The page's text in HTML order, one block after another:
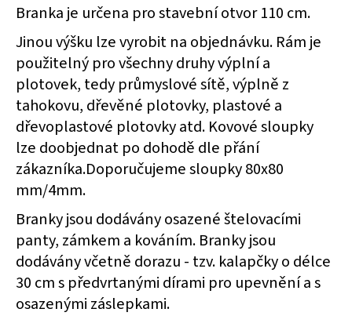
Branka je určena pro stavební otvor 110 cm.
Jinou výšku lze vyrobit na objednávku. Rám je
použitelný pro všechny druhy výplní a
plotovek, tedy průmyslové sítě, výplně z
tahokovu, dřevěné plotovky, plastové a
dřevoplastové plotovky atd. Kovové sloupky
lze doobjednat po dohodě dle přání
zákazníka.Doporučujeme sloupky 80x80
mm/4mm.
Branky jsou dodávány osazené štelovacími
panty, zámkem a kováním. Branky jsou
dodávány včetně dorazu - tzv. kalapčky o délce
30 cm s předvrtanými dírami pro upevnění a s
osazenými záslepkami.
BRANKY
VLASTNÍ
VÝPLŇ
Š.1100
X
V.2000
MM
S
PŘÍČNÍKEM
306